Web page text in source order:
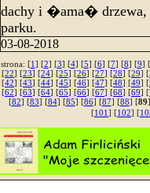
dachy i �ama�
parku.
03-08-2018
strona: [1] [2] [3] [4] [5] [6] [7] [8] [9] [
[22] [23] [24] [25] [26] [27] [28] [29] [
[42] [43] [44] [45] [46] [47] [48] [49] [
[62] [63] [64] [65] [66] [67] [68] [69] [
[82] [83] [84] [85] [86] [87] [88] [89
[101] [102] [